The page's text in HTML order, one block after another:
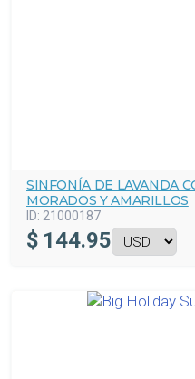
SINFONÍA DE LAVANDA
MORADOS Y AMARILLOS
ID: 21000187
$ 144.95